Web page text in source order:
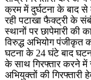
क्रम में दुर्घटना के बाद से
रही पटाखा फैक्ट्री के
स्थानों पर छापेमारी की
विरुद्ध अभियोग पंजीकृत
घटना के 24 घंटे बाद
के साथ गिरफ्तार करने
अभियुक्तों की